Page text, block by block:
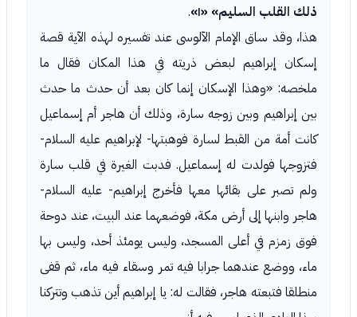
ذلك القلب السليم» «١» .
هذا، وقد ساق الإمام الآلوسى عند تفسيره لهذه الآية قصة
إسكان إبراهيم لبعض ذريته في هذا المكان فقال ما
ملخصه: «وهذا الإسكان إنما كان بعد أن حدث ما حدث
بين إبراهيم وبين زوجه سارة، وذلك أن هاجر أم إسماعيل
كانت أمة من القبط لسارة فوهبتها- لإبراهيم عليه السلام-
فتزوجها فولدت له إسماعيل. فدبت الغيرة في قلب سارة
ولم تصبر على بقائها معها فأخرج إبراهيم- عليه السلام-
هاجر وابنها إلى أرض مكة، فوضعهما عند البيت، عند دوحة
فوق زمزم في أعلى المسجد، وليس يومئذ أحد، وليس بها
ماء، ووضع عندهما جرابا فيه تمر وسقاء فيه ماء، ثم قفى
منطلقا فتبعته هاجر، فقالت له: يا إبراهيم أين تذهب وتتركنا